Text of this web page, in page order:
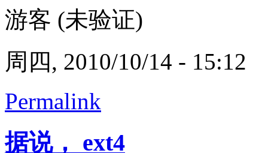
游客 (未验证)
周四, 2010/10/14 - 15:12
Permalink
据说， ext4